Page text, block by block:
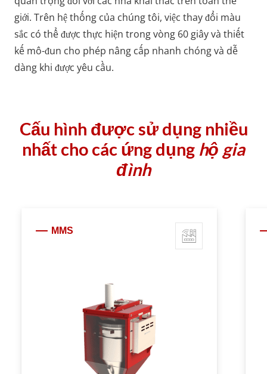
giới. Trên hệ thống của chúng tôi, việc thay đổi màu
sắc có thể được thực hiện trong vòng 60 giây và thiết
kế mô-đun cho phép nâng cấp nhanh chóng và dễ
dàng khi được yêu cầu.
Cấu hình được sử dụng nhiều
nhất cho các ứng dụng hộ gia
đình
MMS